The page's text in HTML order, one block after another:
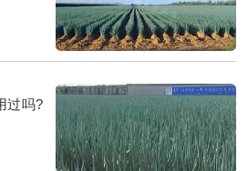
过吗?